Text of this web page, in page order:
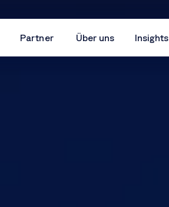
Partner Über uns Insights